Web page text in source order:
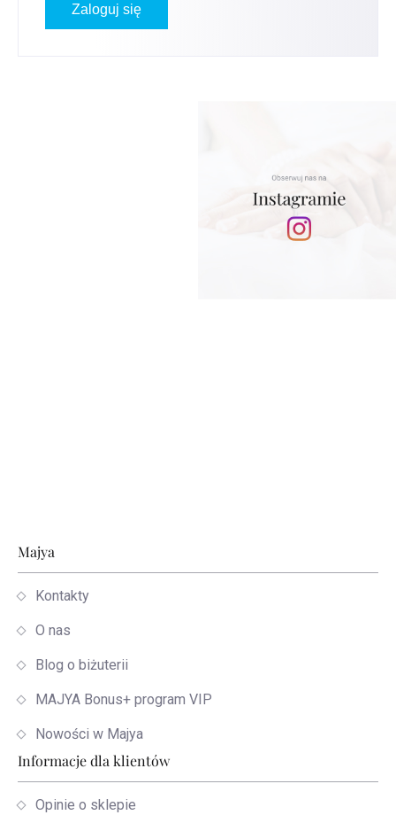
Zaloguj się
Stopka
Majya
Kontakty
O nas
Blog o biżuterii
MAJYA Bonus+ program VIP
Nowości w Majya
Informacje dla klientów
Opinie o sklepie